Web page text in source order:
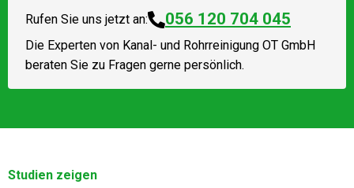
Rufen Sie uns jetzt an: 056 120 704 045
Die Experten von Kanal- und Rohrreinigung OT GmbH
beraten Sie zu Fragen gerne persönlich.
Studien zeigen